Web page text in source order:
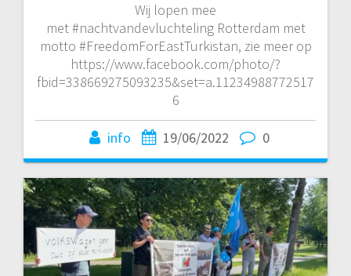
Wij lopen mee
met #nachtvandevluchteling Rotterdam met
motto #FreedomForEastTurkistan, zie meer op
https://www.facebook.com/photo/?
fbid=338669275093235&set=a.11234988772517
6
info 19/06/2022 0